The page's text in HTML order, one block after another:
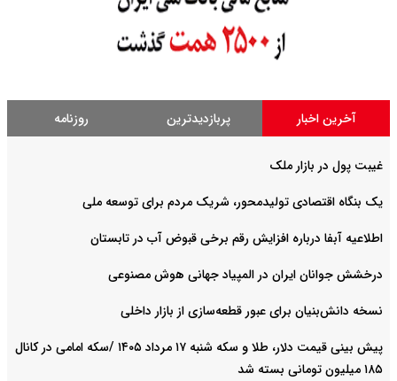
آخرین اخبار پربازدیدترین روزنامه
غیبت پول در بازار ملک
یک بنگاه اقتصادی تولیدمحور، شریک مردم برای توسعه ملی
اطلاعیه آبفا درباره افزایش رقم برخی قبوض آب در تابستان
درخشش جوانان ایران در المپیاد جهانی هوش مصنوعی
نسخه دانش‌بنیان برای عبور قطعه‌سازی از بازار داخلی
پیش ‌بینی قیمت دلار، طلا و سکه شنبه ۱۷ مرداد ۱۴۰۵ /سکه امامی در کانال
۱۸۵ میلیون تومانی بسته شد